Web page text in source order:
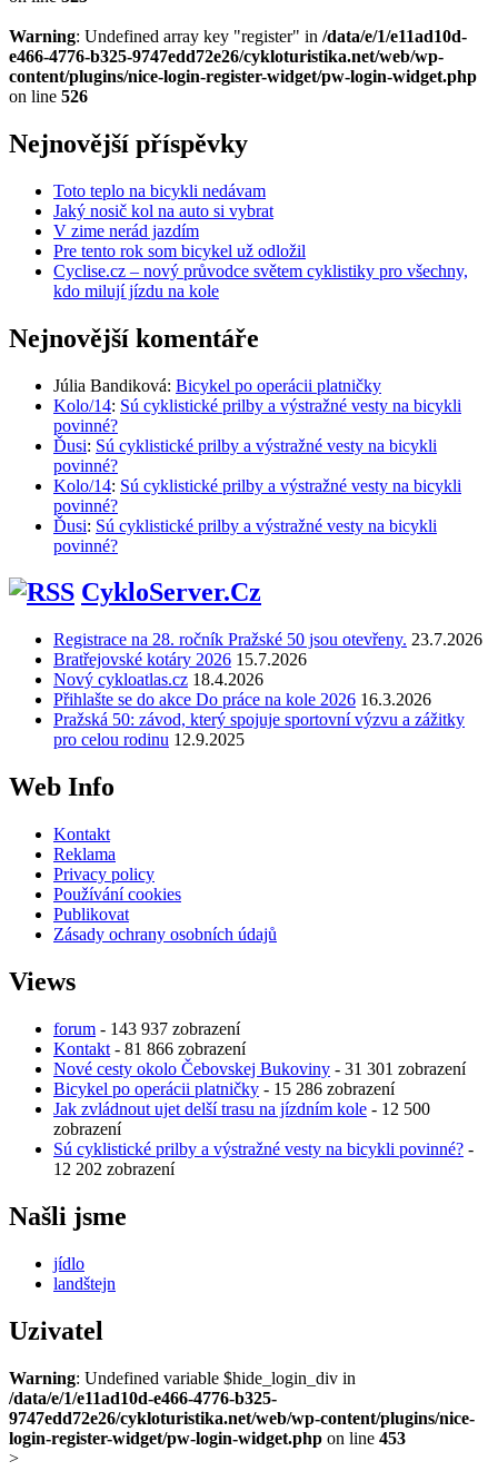
Warning: Undefined array key "register" in /data/e/1/e11ad10d-
e466-4776-b325-9747edd72e26/cykloturistika.net/web/wp-
content/plugins/nice-login-register-widget/pw-login-widget.php
on line 526
Nejnovější příspěvky
Toto teplo na bicykli nedávam
Jaký nosič kol na auto si vybrat
V zime nerád jazdím
Pre tento rok som bicykel už odložil
Cyclise.cz – nový průvodce světem cyklistiky pro všechny,
kdo milují jízdu na kole
Nejnovější komentáře
Júlia Bandiková: Bicykel po operácii platničky
Kolo/14: Sú cyklistické prilby a výstražné vesty na bicykli
povinné?
Ďusi: Sú cyklistické prilby a výstražné vesty na bicykli
povinné?
Kolo/14: Sú cyklistické prilby a výstražné vesty na bicykli
povinné?
Ďusi: Sú cyklistické prilby a výstražné vesty na bicykli
povinné?
CykloServer.Cz
Registrace na 28. ročník Pražské 50 jsou otevřeny. 23.7.2026
Bratřejovské kotáry 2026 15.7.2026
Nový cykloatlas.cz 18.4.2026
Přihlašte se do akce Do práce na kole 2026 16.3.2026
Pražská 50: závod, který spojuje sportovní výzvu a zážitky
pro celou rodinu 12.9.2025
Web Info
Kontakt
Reklama
Privacy policy
Používání cookies
Publikovat
Zásady ochrany osobních údajů
Views
forum - 143 937 zobrazení
Kontakt - 81 866 zobrazení
Nové cesty okolo Čebovskej Bukoviny - 31 301 zobrazení
Bicykel po operácii platničky - 15 286 zobrazení
Jak zvládnout ujet delší trasu na jízdním kole - 12 500
zobrazení
Sú cyklistické prilby a výstražné vesty na bicykli povinné? -
12 202 zobrazení
Našli jsme
jídlo
landštejn
Uzivatel
Warning: Undefined variable $hide_login_div in
/data/e/1/e11ad10d-e466-4776-b325-
9747edd72e26/cykloturistika.net/web/wp-content/plugins/nice-
login-register-widget/pw-login-widget.php on line 453
>